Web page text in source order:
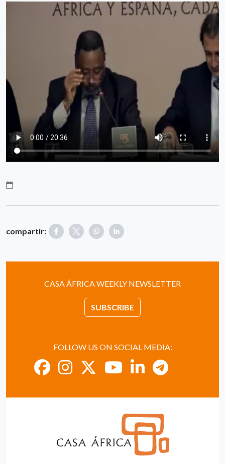
compartir:
CASA ÁFRICA WEEKLY NEWSLETTER
SUBSCRIBE
FOLLOW US ON SOCIAL MEDIA: